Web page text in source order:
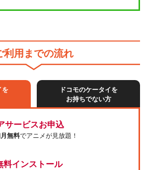
利用までの流れ
を
ドコモのケータイを
お持ちでない方
サービスお申込
無料でアニメが見放題！
料インストール